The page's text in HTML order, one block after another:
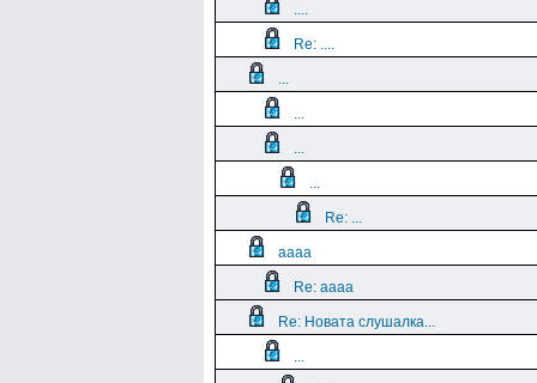
....
Re: ....
...
...
...
...
Re: ...
aaaa
Re: aaaa
Re: Новата слушалка...
...